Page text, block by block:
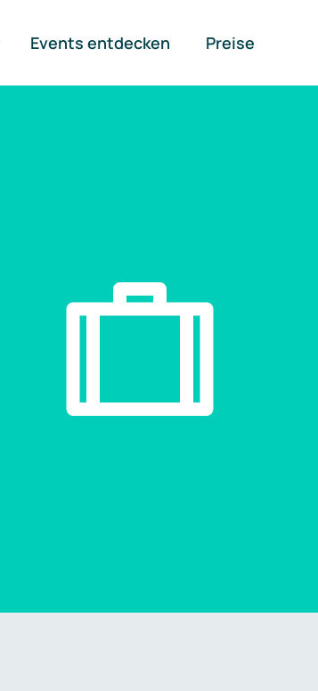
Events entdecken Preise